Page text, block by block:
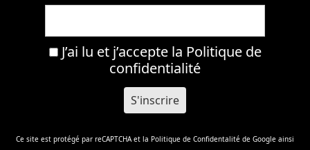
J’ai lu et j’accepte la Politique de
confidentialité
Ce site est protégé par reCAPTCHA et la Politique de Confidentalité de Google ainsi